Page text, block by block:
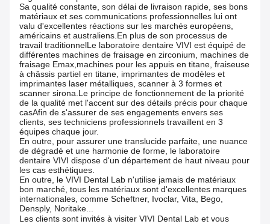
Sa qualité constante, son délai de livraison rapide, ses bons
matériaux et ses communications professionnelles lui ont
valu d'excellentes réactions sur les marchés européens,
américains et australiens.En plus de son processus de
travail traditionnelLe laboratoire dentaire VIVI est équipé de
différentes machines de fraisage en zirconium, machines de
fraisage Emax,machines pour les appuis en titane, fraiseuse
à châssis partiel en titane, imprimantes de modèles et
imprimantes laser métalliques, scanner à 3 formes et
scanner sirona.Le principe de fonctionnement de la priorité
de la qualité met l'accent sur des détails précis pour chaque
casAfin de s'assurer de ses engagements envers ses
clients, ses techniciens professionnels travaillent en 3
équipes chaque jour.
En outre, pour assurer une translucide parfaite, une nuance
de dégradé et une harmonie de forme, le laboratoire
dentaire VIVI dispose d'un département de haut niveau pour
les cas esthétiques.
En outre, le VIVI Dental Lab n'utilise jamais de matériaux
bon marché, tous les matériaux sont d'excellentes marques
internationales, comme Scheftner, Ivoclar, Vita, Bego,
Densply, Noritake...
Les clients sont invités à visiter VIVI Dental Lab et vous